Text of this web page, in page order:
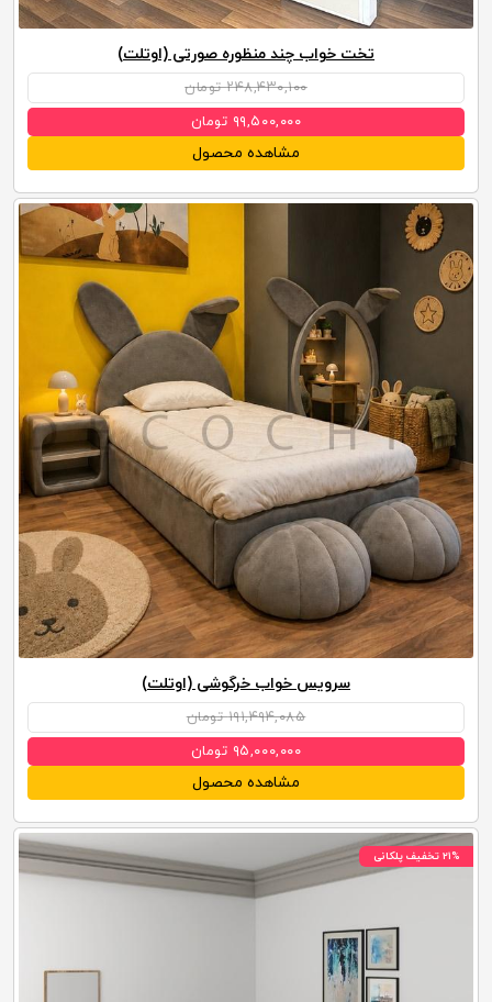
تخت خواب چند منظوره صورتی (اوتلت)
۲۴۸,۴۳۰,۱۰۰ تومان
۹۹,۵۰۰,۰۰۰ تومان
مشاهده محصول
سرویس خواب خرگوشی (اوتلت)
۱۹۱,۴۹۴,۰۸۵ تومان
۹۵,۰۰۰,۰۰۰ تومان
مشاهده محصول
۲۱% تخفیف پلکانی